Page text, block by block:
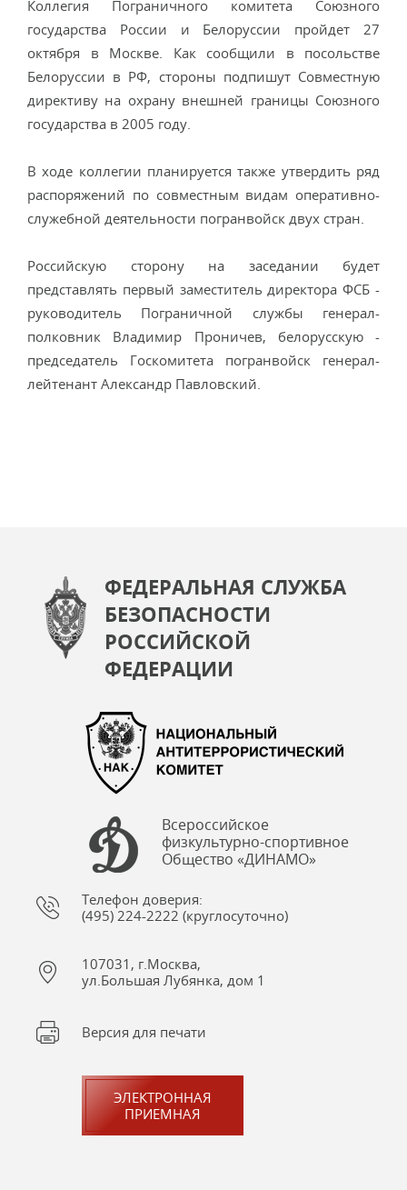
Коллегия Пограничного комитета Союзного
государства России и Белоруссии пройдет 27
октября в Москве. Как сообщили в посольстве
Белоруссии в РФ, стороны подпишут Совместную
директиву на охрану внешней границы Союзного
государства в 2005 году.
В ходе коллегии планируется также утвердить ряд
распоряжений по совместным видам оперативно-
служебной деятельности погранвойск двух стран.
Российскую сторону на заседании будет
представлять первый заместитель директора ФСБ -
руководитель Пограничной службы генерал-
полковник Владимир Проничев, белорусскую -
председатель Госкомитета погранвойск генерал-
лейтенант Александр Павловский.
ФЕДЕРАЛЬНАЯ СЛУЖБА
БЕЗОПАСНОСТИ
РОССИЙСКОЙ
ФЕДЕРАЦИИ
Всероссийское
физкультурно-спортивное
Общество «ДИНАМО»
Телефон доверия:
(495) 224-2222 (круглосуточно)
107031, г.Москва,
ул.Большая Лубянка, дом 1
Версия для печати
ЭЛЕКТРОННАЯ
ПРИЕМНАЯ